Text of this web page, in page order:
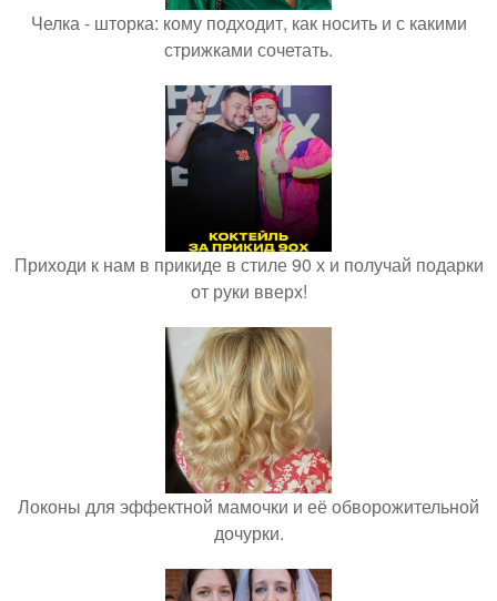
Челка - шторка: кому подходит, как носить и с какими
стрижками сочетать.
Приходи к нам в прикиде в стиле 90 х и получай подарки
от руки вверх!
Локоны для эффектной мамочки и её обворожительной
дочурки.